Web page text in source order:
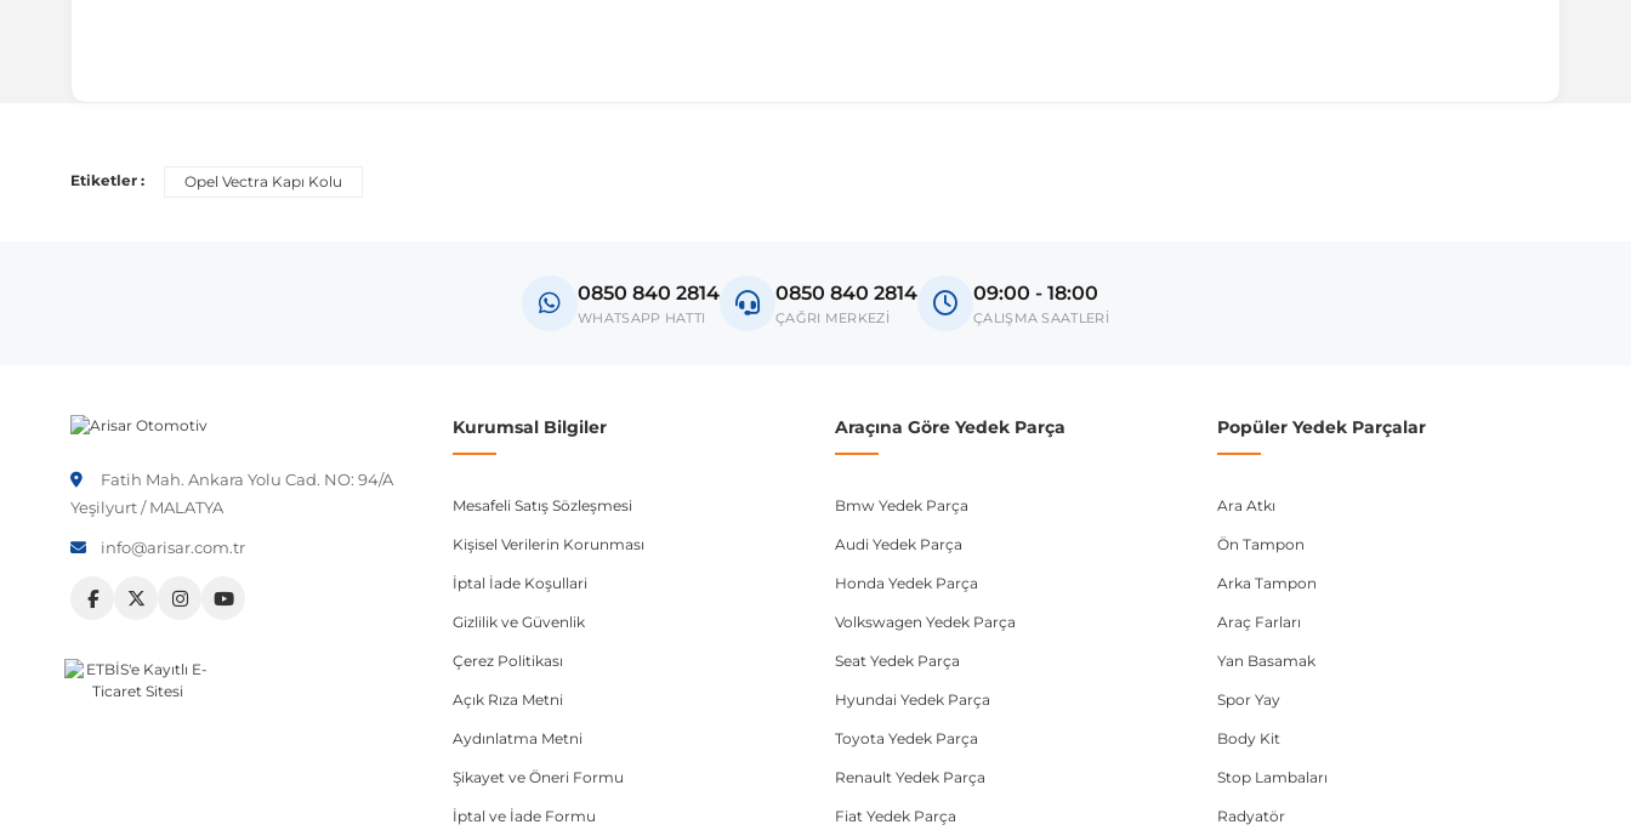
Araç üreticileri aynı model yılı içerisinde farklı donanım ve kasa tipleri kullanabilmektedir. Sipariş vermeden önce OEM numarası veya şasi numarası ile uyumluluğu kontrol
Etiketler : Opel Vectra Kapı Kolu
0850 840 2814
WHATSAPP HATTI
0850 840 2814
ÇAĞRI MERKEZİ
09:00 - 18:00
ÇALIŞMA SAATLERİ
Fatih Mah. Ankara Yolu Cad. NO: 94/A
Yeşilyurt / MALATYA
info@arisar.com.tr
Kurumsal Bilgiler
Mesafeli Satış Sözleşmesi
Kişisel Verilerin Korunması
İptal İade Koşullari
Gizlilik ve Güvenlik
Çerez Politikası
Açık Rıza Metni
Aydınlatma Metni
Şikayet ve Öneri Formu
İptal ve İade Formu
Araçına Göre Yedek Parça
Bmw Yedek Parça
Audi Yedek Parça
Honda Yedek Parça
Volkswagen Yedek Parça
Seat Yedek Parça
Hyundai Yedek Parça
Toyota Yedek Parça
Renault Yedek Parça
Fiat Yedek Parça
Popüler Yedek Parçalar
Ara Atkı
Ön Tampon
Arka Tampon
Araç Farları
Yan Basamak
Spor Yay
Body Kit
Stop Lambaları
Radyatör